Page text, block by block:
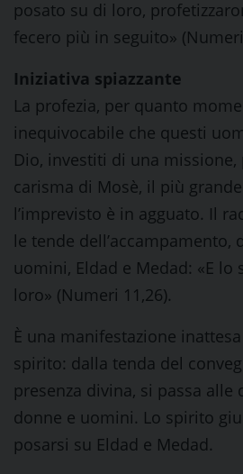
posato su di loro,
fecero più in seguito»
Iniziativa spiazzante
La profezia, per quanto
inequivocabile che questi
Dio, investiti di una missione,
carisma di Mosè, il più
l’imprevisto è in agguato. Il
le tende dell’accampamento,
uomini, Eldad e Medad: «E
loro» (Numeri 11,26).
È una manifestazione
spirito: dalla tenda del
presenza divina, si passa alle
donne e uomini. Lo spirito
posarsi su Eldad e Medad.